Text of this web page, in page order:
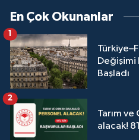
En Çok Okunanlar
Değişimi
Başladı
1
Tarım ve
alacak!
2